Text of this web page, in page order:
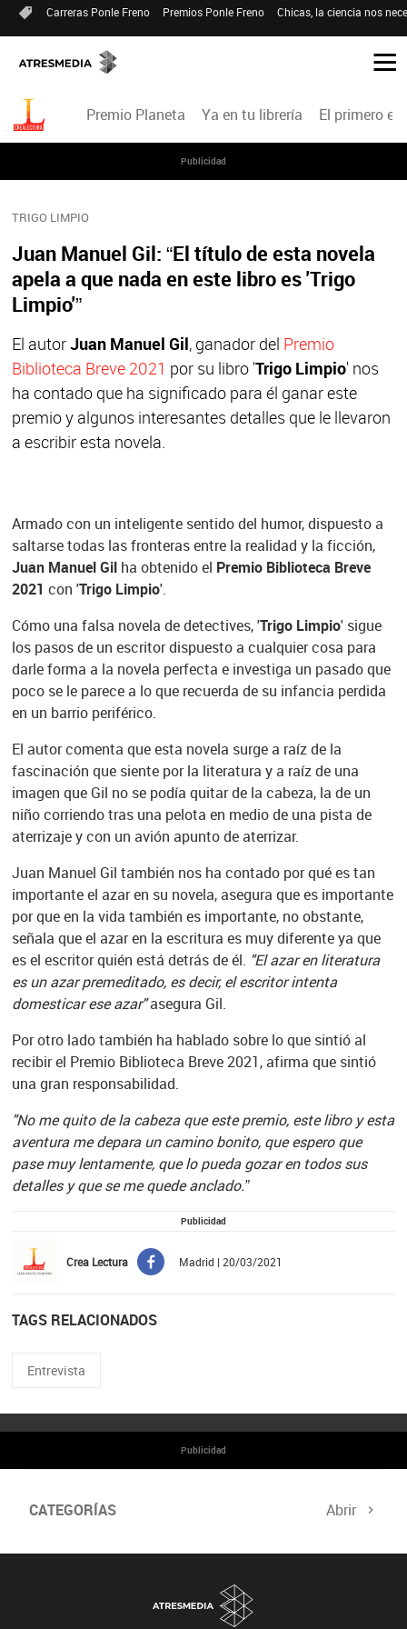
Carreras Ponle Freno Premios Ponle Freno Chicas, la ciencia nos
Premio Planeta Ya en tu librería El primero en
Publicidad
TRIGO LIMPIO
Juan Manuel Gil: “El título de esta novela
apela a que nada en este libro es 'Trigo
Limpio'”
El autorJuan Manuel Gil, ganador del Premio
Biblioteca Breve 2021 por su libro 'Trigo Limpio' nos
ha contado que ha significado para él ganar este
premio y algunos interesantes detalles que le llevaron
a escribir esta novela.
Armado con un inteligente sentido del humor, dispuesto a
saltarse todas las fronteras entre la realidad y la ficción,
Juan Manuel Gil ha obtenido el Premio Biblioteca Breve
2021 con 'Trigo Limpio'.
Cómo una falsa novela de detectives, 'Trigo Limpio' sigue
los pasos de un escritor dispuesto a cualquier cosa para
darle forma a la novela perfecta e investiga un pasado que
poco se le parece a lo que recuerda de su infancia perdida
en un barrio periférico.
El autor comenta que esta novela surge a raíz de la
fascinación que siente por la literatura y a raíz de una
imagen que Gil no se podía quitar de la cabeza, la de un
niño corriendo tras una pelota en medio de una pista de
aterrizaje y con un avión apunto de aterrizar.
Juan Manuel Gil también nos ha contado por qué es tan
importante el azar en su novela, asegura que es importante
por que en la vida también es importante, no obstante,
señala que el azar en la escritura es muy diferente ya que
es el escritor quién está detrás de él. "El azar en literatura
es un azar premeditado, es decir, el escritor intenta
domesticar ese azar"asegura Gil.
Por otro lado también ha hablado sobre lo que sintió al
recibir el Premio Biblioteca Breve 2021, afirma que sintió
una gran responsabilidad.
"No me quito de la cabeza que este premio, este libro y esta
aventura me depara un camino bonito, que espero que
pase muy lentamente, que lo pueda gozar en todos sus
detalles y que se me quede anclado.”
Publicidad
Crea Lectura Madrid | 20/03/2021
TAGS RELACIONADOS
Entrevista
Publicidad
CATEGORÍAS Abrir